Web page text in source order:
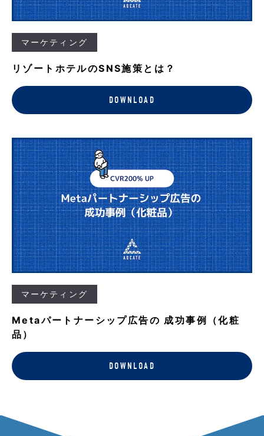
マーケティング
リゾートホテルのSNS施策とは？
DOWNLOAD
マーケティング
Metaパートナーシップ広告の 成功事例（化粧
品）
DOWNLOAD